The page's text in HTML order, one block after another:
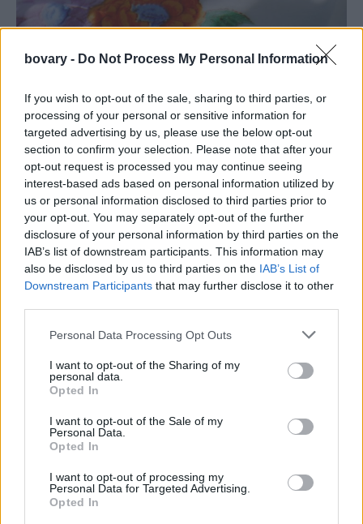
bovary - Do Not Process My Personal Information
If you wish to opt-out of the sale, sharing to third parties, or
processing of your personal or sensitive information for
targeted advertising by us, please use the below opt-out
section to confirm your selection. Please note that after your
opt-out request is processed you may continue seeing
interest-based ads based on personal information utilized by
us or personal information disclosed to third parties prior to
your opt-out. You may separately opt-out of the further
disclosure of your personal information by third parties on the
IAB’s list of downstream participants. This information may
also be disclosed by us to third parties on the IAB’s List of
Downstream Participants that may further disclose it to other
Personal Data Processing Opt Outs
I want to opt-out of the Sharing of my
personal data.
Opted In
I want to opt-out of the Sale of my
Personal Data.
Opted In
I want to opt-out of processing my
Personal Data for Targeted Advertising.
Opted In
Μπανάνα: Η μπανάνα επίσης περιέχει μαγνήσιο και κάλιο και
είναι μια εξαιρετική πηγή ηλεκτρολυτών. Μπορείτε να την
απολαύσετε σκέτη, με λίγα αμύγδαλα ή ακόμη και με το
γιαούρτι σας.